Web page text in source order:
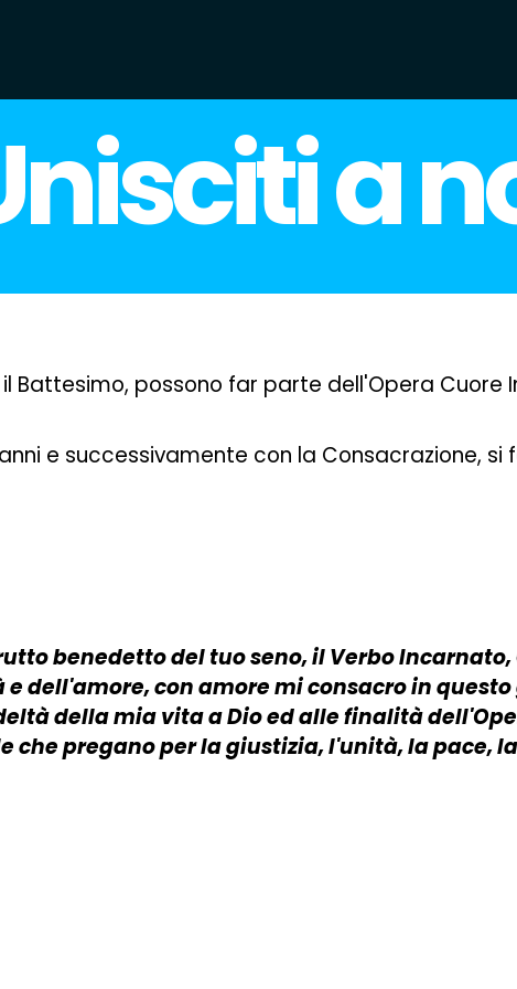
a
possono far parte dell'Opera Cuore
e successivamente con la Consacrazione,
benedetto del tuo seno, il Verbo
dell'amore, con amore mi consacro in
della mia vita a Dio ed alle finalità
che pregano per la giustizia, l'unità, la